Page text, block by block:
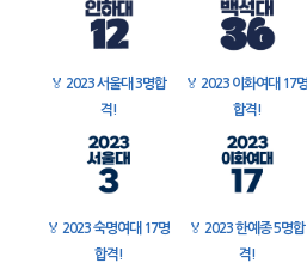
🏅 2023 서울대 3명합
격!
🏅 2023 이화여대 17명
합격!
🏅 2023 숙명여대 17명
합격!
🏅 2023 한예종 5명합
격!